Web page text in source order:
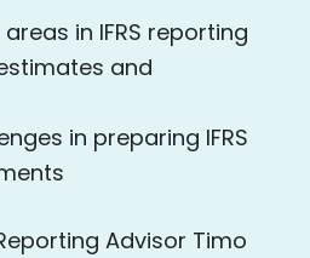
in IFRS reporting
and
in preparing IFRS
Advisor Timo